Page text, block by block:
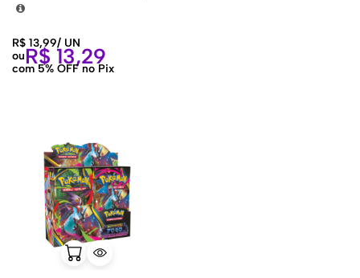
R$ 13,99/ UN
ouR$ 13,29
com 5% OFF no Pix